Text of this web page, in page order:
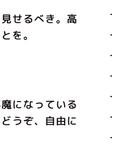
せるべき。高
を。
になっている
うぞ、自由に